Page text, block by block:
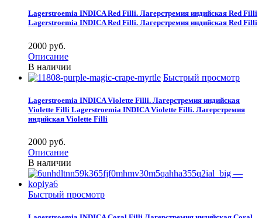
Lagerstroemia INDICA Red Filli. Лагерстремия индийская Red Filli
Lagerstroemia INDICA Red Filli. Лагерстремия индийская Red Filli
2000 pуб.
Описание
В наличии
Быстрый просмотр
Lagerstroemia INDICA Violette Filli. Лагерстремия индийская
Violette Filli Lagerstroemia INDICA Violette Filli. Лагерстремия
индийская Violette Filli
2000 pуб.
Описание
В наличии
Быстрый просмотр